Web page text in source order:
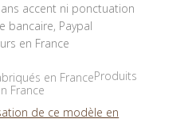
accent ni ponctuation
bancaire, Paypal
en France
Produits
France
de ce modèle en